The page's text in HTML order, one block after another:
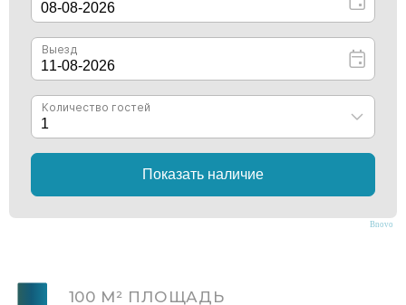
Bnovo
СВЕТЛЫЙ ИНТЕРЬЕР
ДО 5 ГОСТЕЙ
ПАНОРАМНЫЕ ОКНА
КЛАССИЧЕСКИЙ СТИЛЬ
100 М² ПЛОЩАДЬ